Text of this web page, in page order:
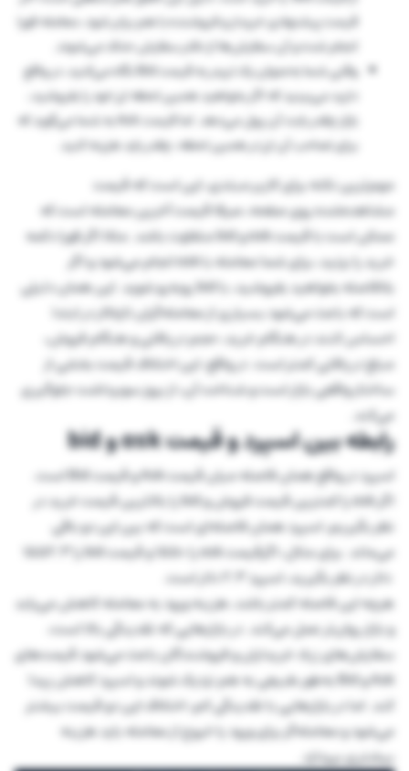
قیمت پیشنهادی خریدار و فروشنده با هم برابر شود، معامله فورا
انجام شده و آن سفارش‌ها از دفتر سفارش حذف می‌شوند.
وقتی شما به‌عنوان یک تریدر به قیمت Bid نگاه می‌کنید، در واقع
دارید می‌بینید که اگر بخواهید همین لحظه ارز خود را بفروشید،
بازار چقدر بابت آن پول می‌دهد. اما قیمت Ask به شما می‌گوید که
برای تصاحب آن ارز در همین لحظه، چقدر باید هزینه کنید.
مهم‌ترین نکته برای کاربر مبتدی، این است که قیمت
مشاهده‌شده روی صفحه، صرفا قیمت آخرین معامله است که
ممکن است با قیمت ask و bid متفاوت باشد. مثلا اگر فورا دکمه
خرید را بزنید، برای شما معامله با ask انجام می‌شود و اگر
بلافاصله بخواهید بفروشید، با bid روبه‌رو شوید. این همان دلیلی
است که باعث می‌شود بسیاری از معامله‌گران تازه‌کار در ابتدا
احساس کنند در هنگام خرید، حجم دریافتی و هنگام فروش،
مبلغ دریافتی کمتر است. در واقع، این اختلاف قیمت بخشی از
ساختار واقعی بازار است و شناخت آن، از بروز سوبرداشت جلوگیری
می‌کند.
رابطه بین اسپرد و قیمت ask و bid
اسپرد در واقع همان فاصله میان قیمت Ask و قیمت Bid است.
اگر ask را کمترین قیمت فروش و bid را بالاترین قیمت خرید در
نظر بگیریم، اسپرد همان فاصله‌ای است که بین این دو باقی
می‌ماند. برای مثال، اگرقیمت ask را 1550 و قیمت bid را 1552.3
دلار در نظر بگیرید، اسپرد 2.3 دلار است.
هرچه این فاصله کمتر باشد، هزینه ورود به معامله کاهش می‌یابد
و بازار روان‌تر عمل می‌کند. در بازارهایی که نقدینگی بالا است،
سفارش‌های زیاد خریداران و فروشندگان باعث می‌شود قیمت‌های
Ask و Bid به‌طور طبیعی به هم نزدیک شوند و اسپرد کاهش پیدا
کند. اما در بازارهایی با نقدینگی کم، اختلاف این دو قیمت بیشتر
می‌شود و معامله‌گر برای ورود یا خروج از معامله باید هزینه
بیشتری بپردازد.